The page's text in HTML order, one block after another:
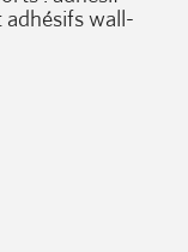
wall-